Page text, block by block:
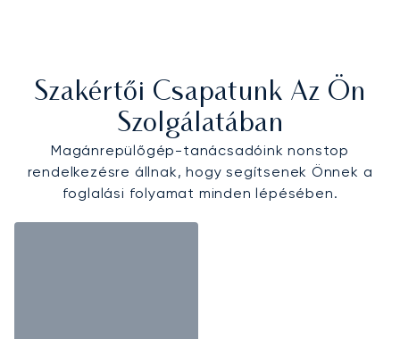
Szakértői Csapatunk Az Ön
Szolgálatában
Magánrepülőgép-tanácsadóink nonstop
rendelkezésre állnak, hogy segítsenek Önnek a
foglalási folyamat minden lépésében.